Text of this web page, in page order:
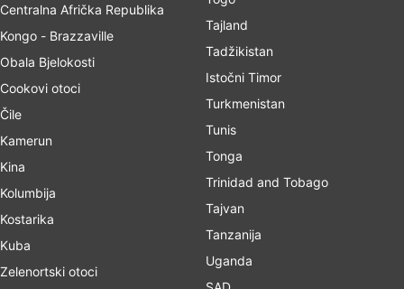
Centralna Afrička Republika
Kongo - Brazzaville
Obala Bjelokosti
Cookovi otoci
Čile
Kamerun
Kina
Kolumbija
Kostarika
Kuba
Zelenortski otoci
Tajland
Tadžikistan
Istočni Timor
Turkmenistan
Tunis
Tonga
Trinidad and Tobago
Tajvan
Tanzanija
Uganda